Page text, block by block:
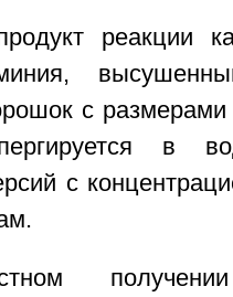
реакции
с
в
с